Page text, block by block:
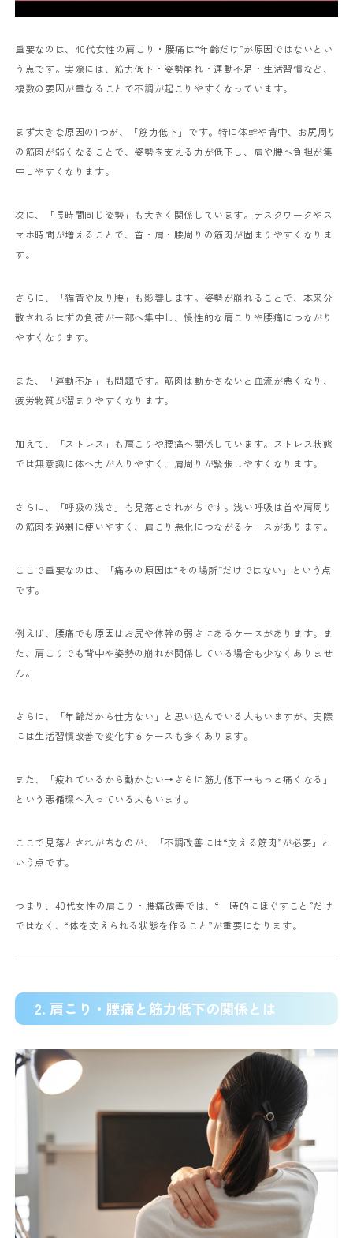
重要なのは、40代女性の肩こり・腰痛は“年齢だけ”が原因ではないとい
う点です。実際には、筋力低下・姿勢崩れ・運動不足・生活習慣など、
複数の要因が重なることで不調が起こりやすくなっています。
まず大きな原因の1つが、「筋力低下」です。特に体幹や背中、お尻周り
の筋肉が弱くなることで、姿勢を支える力が低下し、肩や腰へ負担が集
中しやすくなります。
次に、「長時間同じ姿勢」も大きく関係しています。デスクワークやス
マホ時間が増えることで、首・肩・腰周りの筋肉が固まりやすくなりま
す。
さらに、「猫背や反り腰」も影響します。姿勢が崩れることで、本来分
散されるはずの負荷が一部へ集中し、慢性的な肩こりや腰痛につながり
やすくなります。
また、「運動不足」も問題です。筋肉は動かさないと血流が悪くなり、
疲労物質が溜まりやすくなります。
加えて、「ストレス」も肩こりや腰痛へ関係しています。ストレス状態
では無意識に体へ力が入りやすく、肩周りが緊張しやすくなります。
さらに、「呼吸の浅さ」も見落とされがちです。浅い呼吸は首や肩周り
の筋肉を過剰に使いやすく、肩こり悪化につながるケースがあります。
ここで重要なのは、「痛みの原因は“その場所”だけではない」という点
です。
例えば、腰痛でも原因はお尻や体幹の弱さにあるケースがあります。ま
た、肩こりでも背中や姿勢の崩れが関係している場合も少なくありませ
ん。
さらに、「年齢だから仕方ない」と思い込んでいる人もいますが、実際
には生活習慣改善で変化するケースも多くあります。
また、「疲れているから動かない→さらに筋力低下→もっと痛くなる」
という悪循環へ入っている人もいます。
ここで見落とされがちなのが、「不調改善には“支える筋肉”が必要」と
いう点です。
つまり、40代女性の肩こり・腰痛改善では、“一時的にほぐすこと”だけ
ではなく、“体を支えられる状態を作ること”が重要になります。
2. 肩こり・腰痛と筋力低下の関係とは